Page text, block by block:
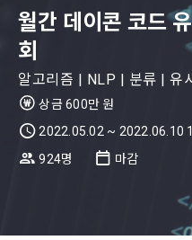
✕
LEVEL 1
0/
오늘의 XP
0 / 800
적립 XP
이
제 1 조 (목적)
본 약관은 데이콘 주식회사(이
비스를 이용하는 조건 및 절
규정하는 데 그 목적이 있다.
며, 어떤 방식이든 본 서비스
관의 전부에 동의한다는 것을
스를 사용하는 동안 계속 유
개인정
데이콘 개
데이콘은 이용자 개인정
우선의 가치로 두고 있습니
는 ‘회사’)는 서비스 기획부
정보보호 등에 관한 법률(이
등 국내의 개인정보 보호 법
마케팅
1. 광고성 정보의 이용목적
DACON이 제공하는 이용자
경품 행사, 이벤트, 경진대회
우편이나
서신우편, 문자(SMS 또는 카
월간 데이콘 코드
회
알고리즘 | NLP | 분류 | 유
상금 600만 원
2022.05.02 ~ 2022.06.10
924명
마감